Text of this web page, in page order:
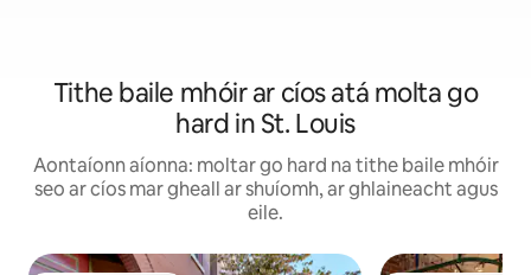
Tithe baile mhóir ar cíos atá molta go
hard in St. Louis
Aontaíonn aíonna: moltar go hard na tithe baile mhóir
seo ar cíos mar gheall ar shuíomh, ar ghlaineacht agus
eile.